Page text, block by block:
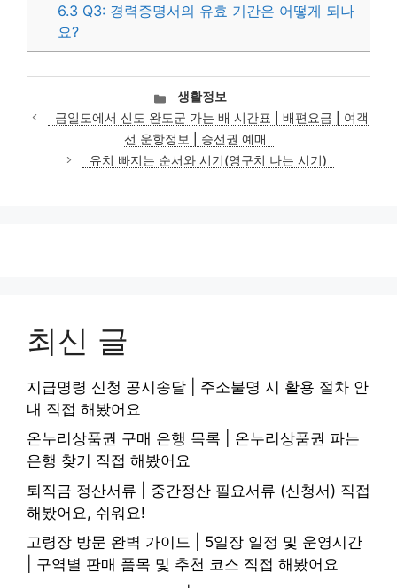
6.3 Q3: 경력증명서의 유효 기간은 어떻게 되나
요?
카
테
고
리
생활정보
금일도에서 신도 완도군 가는 배 시간표 | 배편요금 | 여객
선 운항정보 | 승선권 예매
유치 빠지는 순서와 시기(영구치 나는 시기)
최신 글
지급명령 신청 공시송달 | 주소불명 시 활용 절차 안
내 직접 해봤어요
온누리상품권 구매 은행 목록 | 온누리상품권 파는
은행 찾기 직접 해봤어요
퇴직금 정산서류 | 중간정산 필요서류 (신청서) 직접
해봤어요, 쉬워요!
고령장 방문 완벽 가이드 | 5일장 일정 및 운영시간
| 구역별 판매 품목 및 추천 코스 직접 해봤어요